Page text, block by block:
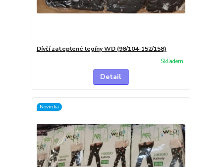
Dívčí zateplené legíny WD (98/104-152/158)
Skladem
Detail
Novinka